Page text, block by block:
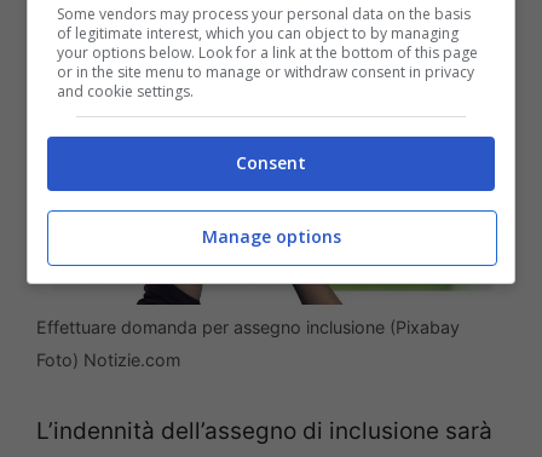
Effettuare domanda per assegno inclusione (Pixabay
Foto) Notizie.com
L’indennità dell’assegno di inclusione sarà
Some vendors may process your personal data on the basis
of legitimate interest, which you can object to by managing
your options below. Look for a link at the bottom of this page
or in the site menu to manage or withdraw consent in privacy
and cookie settings.
Consent
Manage options